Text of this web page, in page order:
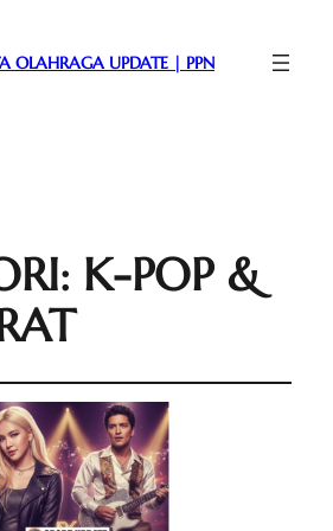
OLAHRAGA UPDATE | PPN
K-POP &